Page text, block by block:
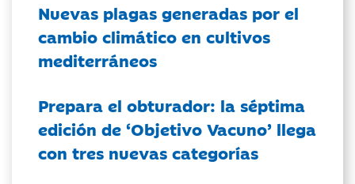
Nuevas plagas generadas por el
cambio climático en cultivos
mediterráneos
Prepara el obturador: la séptima
edición de ‘Objetivo Vacuno’ llega
con tres nuevas categorías